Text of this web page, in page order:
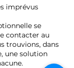
imprévus
se
contacter au
trouvions, dans
une solution